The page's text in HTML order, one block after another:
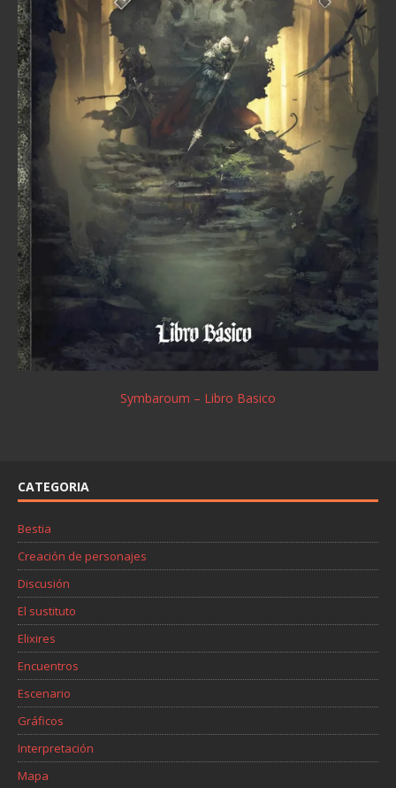
Symbaroum – Libro Basico
CATEGORIA
Bestia
Creación de personajes
Discusión
El sustituto
Elixires
Encuentros
Escenario
Gráficos
Interpretación
Mapa